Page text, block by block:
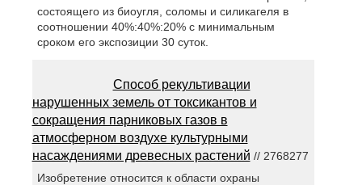
состоящего из биоугля, соломы и силикагеля в
соотношении 40%:40%:20% с минимальным
сроком его экспозиции 30 суток.
Способ рекультивации
нарушенных земель от токсикантов и
сокращения парниковых газов в
атмосферном воздухе культурными
насаждениями древесных растений // 2768277
Изобретение относится к области охраны